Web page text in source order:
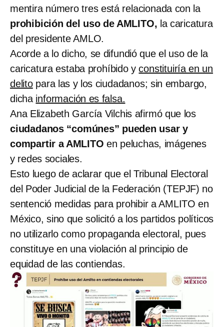
mentira número tres está relacionada con la
prohibición del uso de AMLITO, la caricatura
del presidente AMLO.
Acorde a lo dicho, se difundió que el uso de la
caricatura estaba prohíbido yconstituiría en un
delitopara las y los ciudadanos; sin embargo,
dicha información es falsa.
Ana Elizabeth García Vilchis afirmó que los
ciudadanos “comúnes” pueden usar y
compartir a AMLITO en peluchas, imágenes
y redes sociales.
Esto luego de aclarar que el Tribunal Electoral
del Poder Judicial de la Federación (TEPJF) no
sentenció medidas para prohibir a AMLITO en
México, sino que solicitó a los partidos políticos
no utilizarlo como propaganda electoral, pues
constituye en una violación al principio de
equidad de las contiendas.